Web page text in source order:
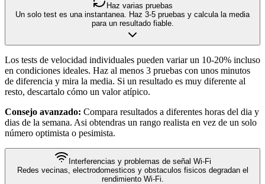
Haz varias pruebas
Un solo test es una instantanea. Haz 3-5 pruebas y calcula la media
para un resultado fiable.
Los tests de velocidad individuales pueden variar un 10-20% incluso
en condiciones ideales. Haz al menos 3 pruebas con unos minutos
de diferencia y mira la media. Si un resultado es muy diferente al
resto, descartalo cómo un valor atípico.
Consejo avanzado: Compara resultados a diferentes horas del dia y
dias de la semana. Asi obtendras un rango realista en vez de un solo
número optimista o pesimista.
Interferencias y problemas de señal Wi-Fi
Redes vecinas, electrodomesticos y obstaculos fisicos degradan el
rendimiento Wi-Fi.